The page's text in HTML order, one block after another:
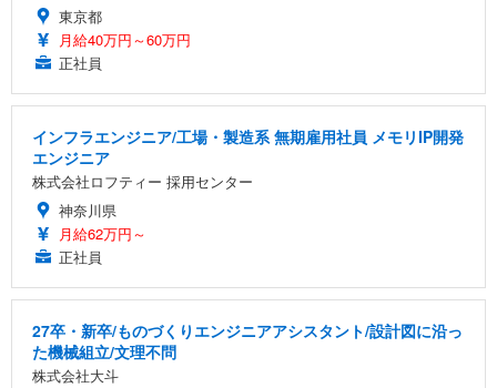
東京都
月給40万円～60万円
正社員
インフラエンジニア/工場・製造系 無期雇用社員 メモリIP開発
エンジニア
株式会社ロフティー 採用センター
神奈川県
月給62万円～
正社員
27卒・新卒/ものづくりエンジニアアシスタント/設計図に沿っ
た機械組立/文理不問
株式会社大斗